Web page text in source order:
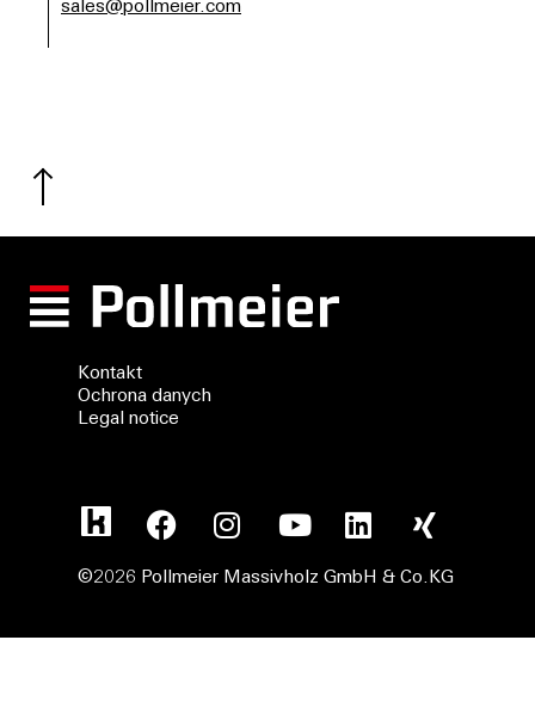
sales@pollmeier.com
Kontakt
Ochrona danych
Legal notice
©2026 Pollmeier Massivholz GmbH & Co.KG